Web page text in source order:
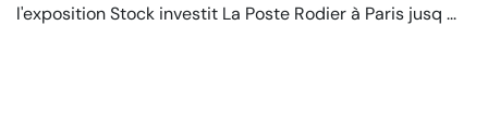
l'exposition Stock investit La Poste Rodier à Paris jusq ...